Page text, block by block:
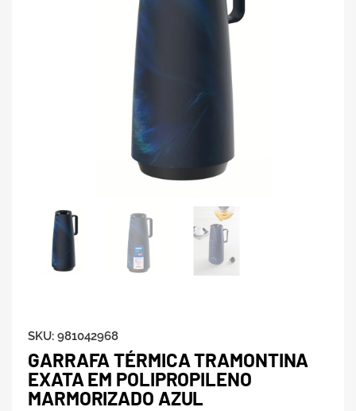
SKU: 981042968
GARRAFA TÉRMICA TRAMONTINA
EXATA EM POLIPROPILENO
MARMORIZADO AZUL